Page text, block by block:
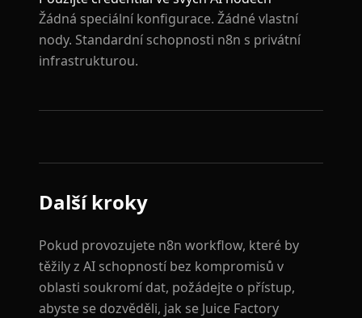
Žádná speciální konfigurace. Žádné vlastní
nody. Standardní schopnosti n8n s privátní
infrastrukturou.
Další kroky
Pokud provozujete n8n workflow, které by
těžily z AI schopností bez kompromisů v
oblasti soukromí dat, požádejte o přístup,
abyste se dozvěděli, jak se Juice Factory